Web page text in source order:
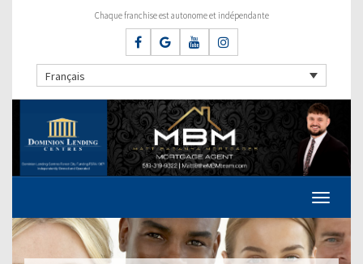
Chaque franchise est autonome et indépendante
Français